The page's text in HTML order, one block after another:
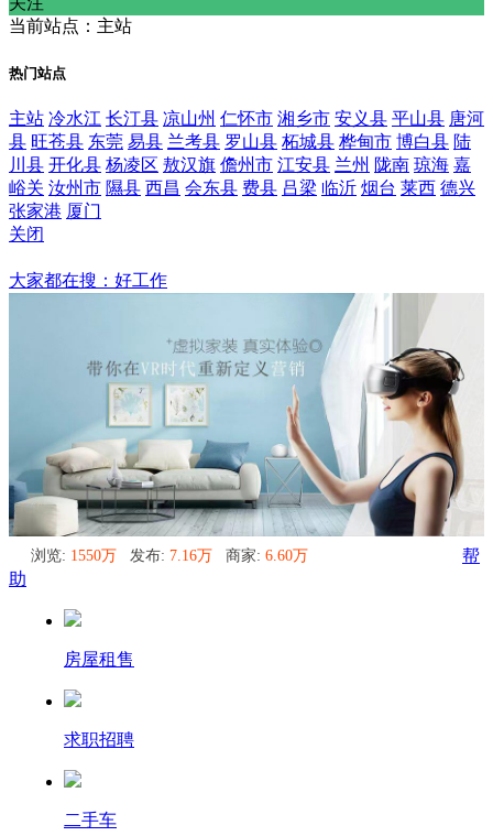
当前站点：主站
热门站点
主站 冷水江 长汀县 凉山州 仁怀市 湘乡市 安义县 平山县 唐河
县 旺苍县 东莞 易县 兰考县 罗山县 柘城县 桦甸市 博白县 陆
川县 开化县 杨凌区 敖汉旗 儋州市 江安县 兰州 陇南 琼海 嘉
峪关 汝州市 隰县 西昌 会东县 费县 吕梁 临沂 烟台 莱西 德兴
张家港 厦门
关闭
大家都在搜：好工作
浏览: 1550万 发布: 7.16万 商家: 6.60万
帮
助
房屋租售
求职招聘
二手车